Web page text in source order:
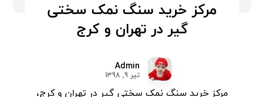
مرکز خرید سنگ نمک سختی
گیر در تهران و کرج
Admin
تیر 9, 1398
مرکز خرید سنگ نمک سختی گیر در تهران و کرج،